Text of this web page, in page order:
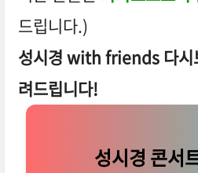
드립니다.)
성시경 with friends 다시
려드립니다!
성시경 콘서